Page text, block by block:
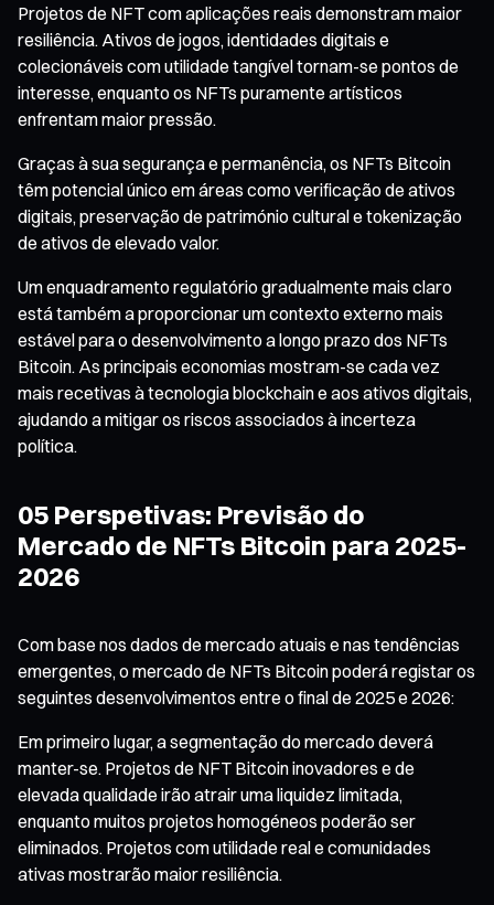
Projetos de NFT com aplicações reais demonstram maior
resiliência. Ativos de jogos, identidades digitais e
colecionáveis com utilidade tangível tornam-se pontos de
interesse, enquanto os NFTs puramente artísticos
enfrentam maior pressão.
Graças à sua segurança e permanência, os NFTs Bitcoin
têm potencial único em áreas como verificação de ativos
digitais, preservação de património cultural e tokenização
de ativos de elevado valor.
Um enquadramento regulatório gradualmente mais claro
está também a proporcionar um contexto externo mais
estável para o desenvolvimento a longo prazo dos NFTs
Bitcoin. As principais economias mostram-se cada vez
mais recetivas à tecnologia blockchain e aos ativos digitais,
ajudando a mitigar os riscos associados à incerteza
política.
05 Perspetivas: Previsão do
Mercado de NFTs Bitcoin para 2025-
2026
Com base nos dados de mercado atuais e nas tendências
emergentes, o mercado de NFTs Bitcoin poderá registar os
seguintes desenvolvimentos entre o final de 2025 e 2026:
Em primeiro lugar, a segmentação do mercado deverá
manter-se. Projetos de NFT Bitcoin inovadores e de
elevada qualidade irão atrair uma liquidez limitada,
enquanto muitos projetos homogéneos poderão ser
eliminados. Projetos com utilidade real e comunidades
ativas mostrarão maior resiliência.